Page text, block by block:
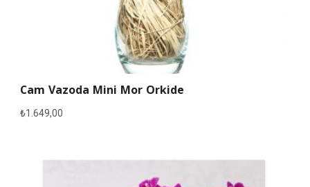
Cam Vazoda Mini Mor Orkide
₺1.649,00